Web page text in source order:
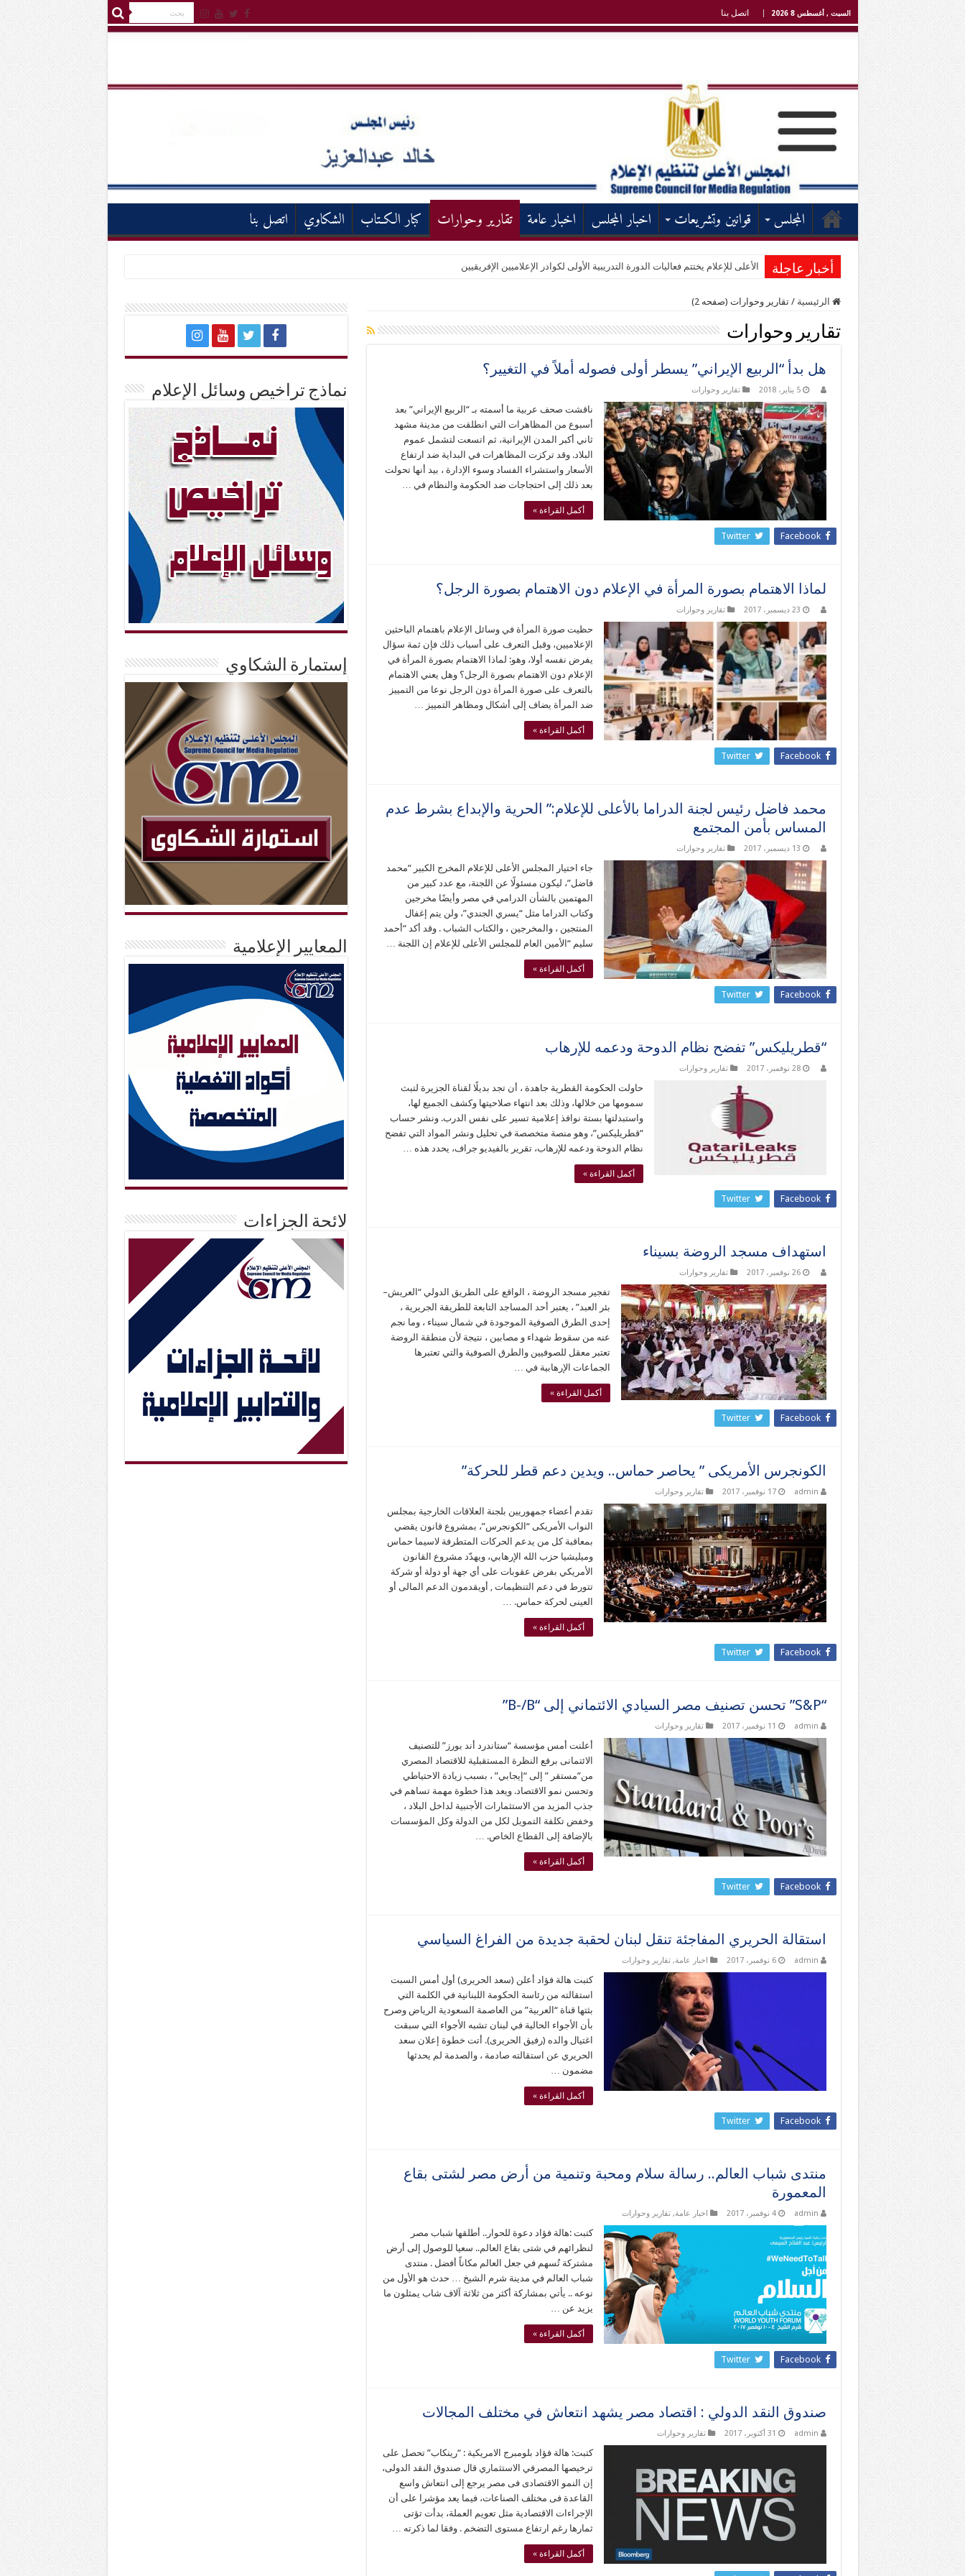
السبت , أغسطس 8 2026 اتصل بنا
المجلس قوانين وتشريعات اخبار المجلس اخبار عامة تقارير وحوارات كبار الكـتاب الشكاوي اتصل بنا
أخبار عاجلة الأعلى للإعلام يختتم فعاليات الدورة التدريبية الأولى لكوادر الإعلاميين الإفريقيين
الرئيسية / تقارير وحوارات (صفحه 2)
تقارير وحوارات
هل بدأ “الربيع الإيراني” يسطر أولى فصوله أملاً في التغيير؟
5 يناير، 2018 تقارير وحوارات
ناقشت صحف عربية ما أسمته بـ “الربيع الإيراني” بعد
أسبوع من المظاهرات التي انطلقت من مدينة مشهد
ثاني أكبر المدن الإيرانية، ثم اتسعت لتشمل عموم
البلاد. وقد تركزت المظاهرات في البداية ضد ارتفاع
الأسعار واستشراء الفساد وسوء الإدارة ، بيد أنها تحولت
بعد ذلك إلى احتجاجات ضد الحكومة والنظام في …
أكمل القراءة »
Facebook
Twitter
لماذا الاهتمام بصورة المرأة في الإعلام دون الاهتمام بصورة الرجل؟
23 ديسمبر، 2017 تقارير وحوارات
حظيت صورة المرأة في وسائل الإعلام باهتمام الباحثين
الإعلاميين، وقبل التعرف على أسباب ذلك فإن ثمة سؤال
يفرض نفسه أولا، وهو: لماذا الاهتمام بصورة المرأة في
الإعلام دون الاهتمام بصورة الرجل؟ وهل يعني الاهتمام
بالتعرف على صورة المرأة دون الرجل نوعا من التمييز
ضد المرأة يضاف إلى أشكال ومظاهر التمييز …
أكمل القراءة »
Facebook
Twitter
محمد فاضل رئيس لجنة الدراما بالأعلى للإعلام:” الحرية والإبداع بشرط عدم
المساس بأمن المجتمع
13 ديسمبر، 2017 تقارير وحوارات
جاء اختيار المجلس الأعلى للإعلام المخرج الكبير “محمد
فاضل”، ليكون مسئولًا عن اللجنة، مع عدد كبير من
المهتمين بالشأن الدرامي في مصر وأيضًا مخرجين
وكتاب الدراما مثل “يسري الجندي”، ولن يتم إغفال
المنتجين ، والمخرجين ، والكتاب الشباب . وقد أكد “أحمد
سليم “الأمين العام للمجلس الأعلى للإعلام إن اللجنة …
أكمل القراءة »
Facebook
Twitter
“قطريليكس” تفضح نظام الدوحة ودعمه للإرهاب
28 نوفمبر، 2017 تقارير وحوارات
حاولت الحكومة القطرية جاهدة ، أن تجد بديلًا لقناة الجزيرة لتبث
سمومها من خلالها، وذلك بعد انتهاء صلاحيتها وكشف الجميع لها،
واستبدلتها بستة نوافذ إعلامية تسير على نفس الدرب. ونشر حساب
“قطريليكس”، وهو منصة متخصصة في تحليل ونشر المواد التي تفضح
نظام الدوحة ودعمه للإرهاب، تقرير بالفيديو جراف، يحدد هذه …
أكمل القراءة »
Facebook
Twitter
استهداف مسجد الروضة بسيناء
26 نوفمبر، 2017 تقارير وحوارات
تفجير مسجد الروضة ، الواقع على الطريق الدولي “العريش–
بئر العبد” ، يعتبر أحد المساجد التابعة للطريقة الجريرية ،
إحدى الطرق الصوفية الموجودة في شمال سيناء ، وما نجم
عنه من سقوط شهداء و مصابين ، نتيجة لأن منطقة الروضة
تعتبر معقل للصوفيين والطرق الصوفية والتي تعتبرها
الجماعات الإرهابية في …
أكمل القراءة »
Facebook
Twitter
الكونجرس الأمريكى ” یحاصر حماس.. ويدين دعم قطر للحركة”
admin 17 نوفمبر، 2017 تقارير وحوارات
تقدم أعضاء جمهوريين بلجنة العلاقات الخارجیة بمجلس
النواب الأمریكى “الكونجرس”، بمشروع قانون يقضي
بمعاقبة كل من يدعم الحركات المتطرفة لاسيما حماس
وميليشيا حزب الله الإرهابي، ويهدّد مشروع القانون
الأمريكي بفرض عقوبات على أي جهة أو دولة أو شركة
تتورط في دعم التنظيمات , أویقدمون الدعم المالى أو
العینى لحركة حماس. …
أكمل القراءة »
Facebook
Twitter
“S&P” تحسن تصنيف مصر السيادي الائتماني إلى “B-/B”
admin 11 نوفمبر، 2017 تقارير وحوارات
أعلنت أمس مؤسسة “ستاندرد أند بورز” للتصنيف
الائتمانى برفع النظرة المستقبلية للاقتصاد المصري
من”مستقر ” إلى “إيجابي” ، بسبب زيادة الاحتياطي
وتحسن نمو الاقتصاد. ويعد هذا خطوة مهمة تساهم في
جذب المزيد من الاستثمارات الأجنبية لداخل البلاد ،
وخفض تكلفة التمويل لكل من الدولة وكل المؤسسات
بالإضافة إلى القطاع الخاص. …
أكمل القراءة »
Facebook
Twitter
استقالة الحريري المفاجئة تنقل لبنان لحقبة جديدة من الفراغ السياسي
admin 6 نوفمبر، 2017 اخبار عامة,تقارير وحوارات
كتبت هالة فؤاد أعلن (سعد الحريرى) أول أمس السبت
استقالته من رئاسة الحكومة اللبنانية في الكلمة التي
بثتها قناة “العربية” من العاصمة السعودية الرياض وصرح
بأن الأجواء الحالية في لبنان تشبه الأجواء التي سبقت
اغتيال والده (رفيق الحريرى). أتت خطوة إعلان سعد
الحريري عن استقالته صادمة ، والصدمة لم يحدثها
مضمون …
أكمل القراءة »
Facebook
Twitter
منتدى شباب العالم.. رسالة سلام ومحبة وتنمية من أرض مصر لشتى بقاع
المعمورة
admin 4 نوفمبر، 2017 اخبار عامة,تقارير وحوارات
كتبت :هالة فؤاد دعوة للحوار.. أطلقها شباب مصر
لنظرائهم في شتى بقاع العالم.. سعيا للوصول إلى أرض
مشتركة تُسهم في جعل العالم مكاناً أفضل . منتدى
شباب العالم في مدينة شرم الشيخ … حدث هو الأول من
نوعه .. يأتي بمشاركة أكثر من ثلاثة آلاف شاب يمثلون ما
يزيد عن …
أكمل القراءة »
Facebook
Twitter
صندوق النقد الدولي : اقتصاد مصر يشهد انتعاش في مختلف المجالات
admin 31 أكتوبر، 2017 تقارير وحوارات
كتبت: هالة فؤاد بلومبرج الامريكية : “رينكاب” تحصل على
ترخيصها المصرفي الاستثماري قال صندوق النقد الدولى،
إن النمو الاقتصادى فى مصر يرجع إلى انتعاش واسع
القاعدة فى مختلف الصناعات، فيما يعد مؤشرا على أن
الإجراءات الاقتصادية مثل تعويم العملة، بدأت تؤتى
ثمارها رغم ارتفاع مستوى التضخم . وفقا لما ذكرته …
أكمل القراءة »
نماذج تراخيص وسائل الإعلام
إستمارة الشكاوي
المعايير الإعلامية
لائحة الجزاءات